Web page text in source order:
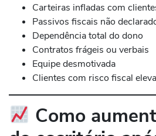
Carteiras infladas com
Passivos fiscais não
Dependência total do dono
Contratos frágeis ou verbais
Equipe desmotivada
Clientes com risco fiscal
Como